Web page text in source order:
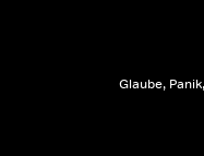
Glaube,